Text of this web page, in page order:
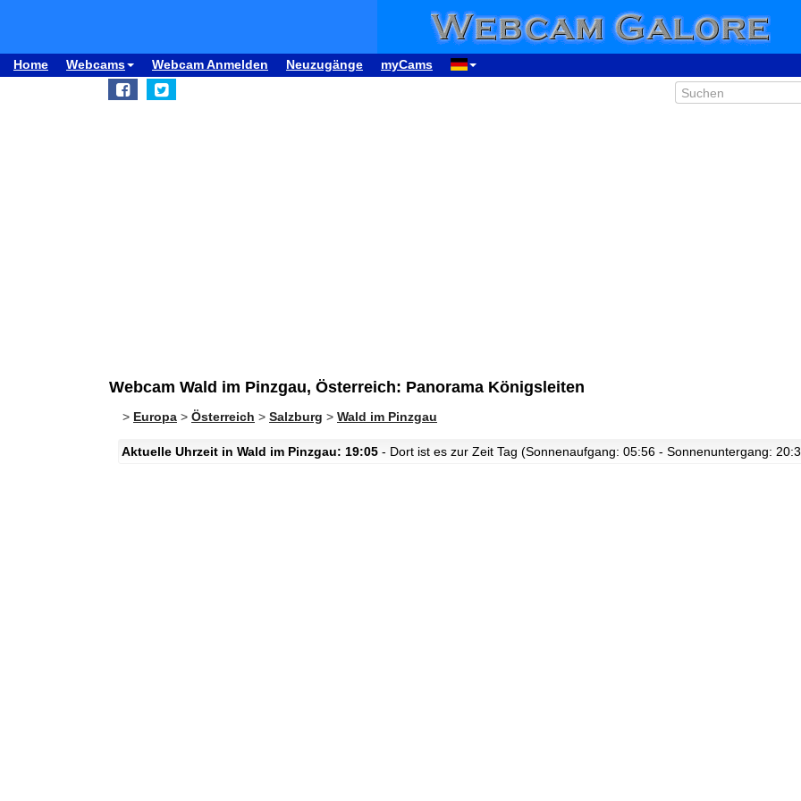
Home Webcams Webcam Anmelden Neuzugänge myCams
Webcam Wald im Pinzgau, Österreich: Panorama Königsleiten
> Europa > Österreich > Salzburg > Wald im Pinzgau
Aktuelle Uhrzeit in Wald im Pinzgau: 19:05 - Dort ist es zur Zeit Tag (Sonnenaufgang: 05:56 - Sonnenuntergang: